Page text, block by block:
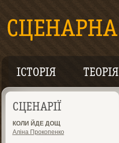
ІСТОРІЯ ТЕОРІЯ
СЦЕНАРІЇ
КОЛИ ЙДЕ ДОЩ
Аліна Прокопенко